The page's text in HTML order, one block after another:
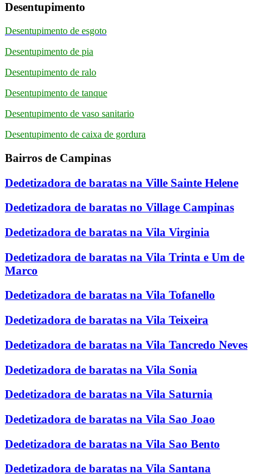
Desentupimento
Desentupimento de esgoto
Desentupimento de pia
Desentupimento de ralo
Desentupimento de tanque
Desentupimento de vaso sanitario
Desentupimento de caixa de gordura
Bairros de Campinas
Dedetizadora de baratas na Ville Sainte Helene
Dedetizadora de baratas no Village Campinas
Dedetizadora de baratas na Vila Virginia
Dedetizadora de baratas na Vila Trinta e Um de
Marco
Dedetizadora de baratas na Vila Tofanello
Dedetizadora de baratas na Vila Teixeira
Dedetizadora de baratas na Vila Tancredo Neves
Dedetizadora de baratas na Vila Sonia
Dedetizadora de baratas na Vila Saturnia
Dedetizadora de baratas na Vila Sao Joao
Dedetizadora de baratas na Vila Sao Bento
Dedetizadora de baratas na Vila Santana